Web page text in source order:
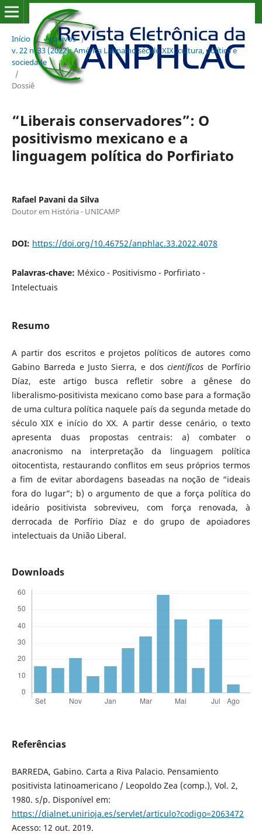
Início / Arquivos /
v. 22 n. 33 (2022): América Latina no século XIX: cultura, política e
sociedade
/
Dossiê
“Liberais conservadores”: O
positivismo mexicano e a
linguagem política do Porfiriato
Rafael Pavani da Silva
Doutor em História - UNICAMP
DOI: https://doi.org/10.46752/anphlac.33.2022.4078
Palavras-chave: México - Positivismo - Porfiriato -
Intelectuais
Resumo
A partir dos escritos e projetos políticos de autores como
Gabino Barreda e Justo Sierra, e doscientíficos de Porfírio
Díaz, este artigo busca refletir sobre a gênese do
liberalismo-positivista mexicano como base para a formação
de uma cultura política naquele país da segunda metade do
século XIX e início do XX. A partir desse cenário, o texto
apresenta duas propostas centrais: a) combater o
anacronismo na interpretação da linguagem política
oitocentista, restaurando conflitos em seus próprios termos
a fim de evitar abordagens baseadas na noção de “ideais
fora do lugar”; b) o argumento de que a força política do
ideário positivista sobreviveu, com força renovada, à
derrocada de Porfírio Díaz e do grupo de apoiadores
intelectuais da União Liberal.
Downloads
Referências
BARREDA, Gabino. Carta a Riva Palacio. Pensamiento
positivista latinoamericano / Leopoldo Zea (comp.), Vol. 2,
1980. s/p. Disponível em:
https://dialnet.unirioja.es/servlet/articulo?codigo=2063472
Acesso: 12 out. 2019.